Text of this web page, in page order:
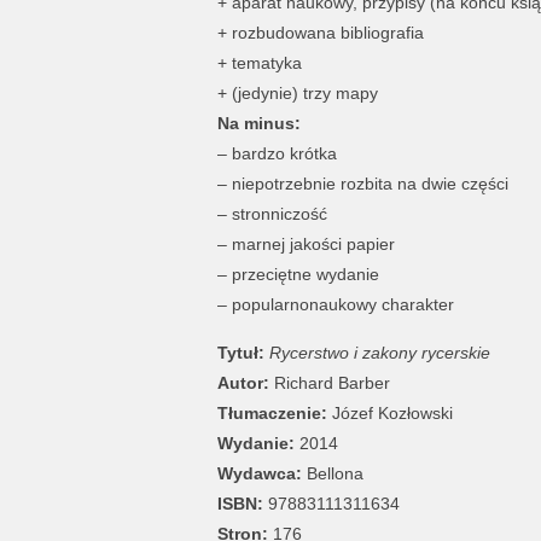
+ rozbudowana bibliografia
+ tematyka
+ (jedynie) trzy mapy
Na minus:
– bardzo krótka
– niepotrzebnie rozbita na dwie części
– stronniczość
– marnej jakości papier
– przeciętne wydanie
– popularnonaukowy charakter
Tytuł: Rycerstwo i zakony rycerskie
Autor: Richard Barber
Tłumaczenie: Józef Kozłowski
Wydanie: 2014
Wydawca: Bellona
ISBN: 97883111311634
Stron: 176